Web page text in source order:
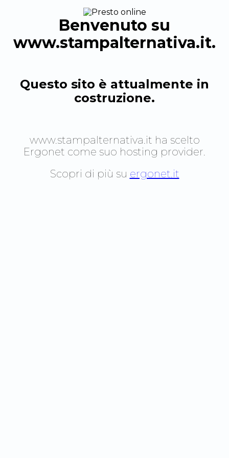
Benvenuto su
www.stampalternativa.it.
Questo sito è attualmente in
costruzione.
www.stampalternativa.it ha scelto
Ergonet come suo hosting provider.
Scopri di più su ergonet.it